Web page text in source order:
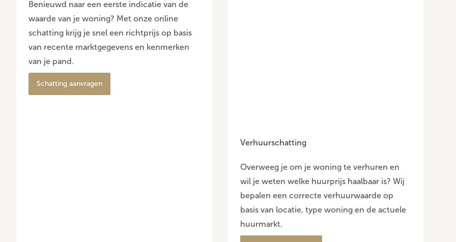
Benieuwd naar een eerste indicatie van de
waarde van je woning? Met onze online
schatting krijg je snel een richtprijs op basis
van recente marktgegevens en kenmerken
van je pand.
Schatting aanvragen
Verhuurschatting
Overweeg je om je woning te verhuren en
wil je weten welke huurprijs haalbaar is? Wij
bepalen een correcte verhuurwaarde op
basis van locatie, type woning en de actuele
huurmarkt.